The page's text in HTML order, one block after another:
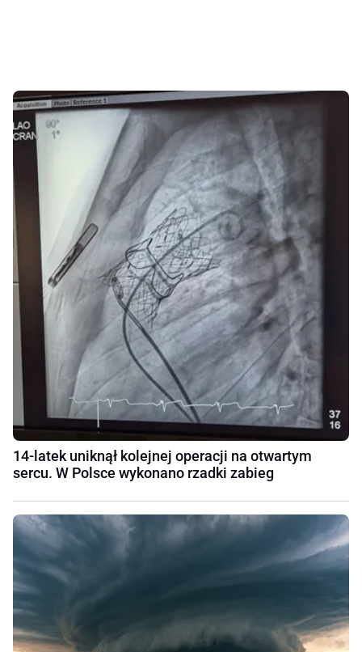
14-latek uniknął kolejnej operacji na otwartym
sercu. W Polsce wykonano rzadki zabieg